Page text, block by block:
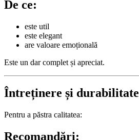
De ce:
este util
este elegant
are valoare emoțională
Este un dar complet și apreciat.
Întreținere și durabilitate
Pentru a păstra calitatea:
Recomandări: